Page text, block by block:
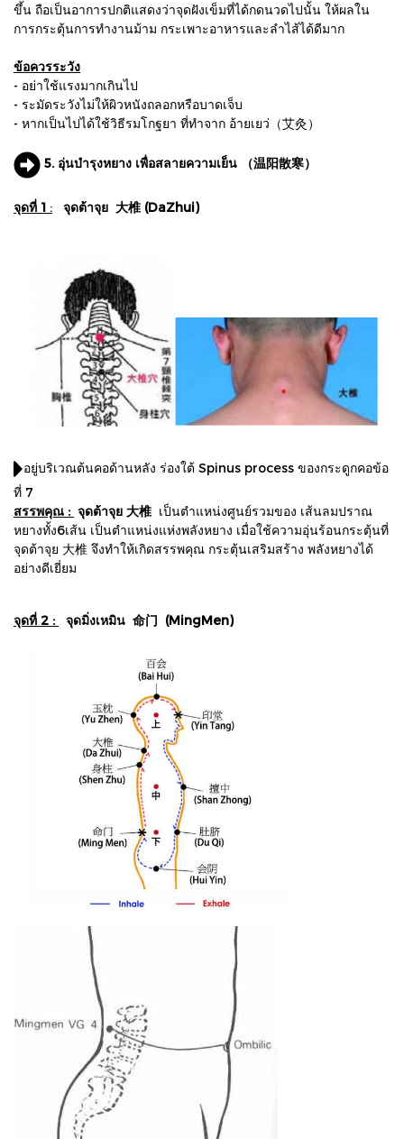
ขึ้น ถือเป็นอาการปกติแสดงว่าจุดฝังเข็มที่ได้กดนวดไปนั้น ให้ผลใน
การกระตุ้นการทำงานม้าม กระเพาะอาหารและลำไส้ได้ดีมาก
ข้อควรระวัง
- อย่าใช้แรงมากเกินไป
- ระมัดระวังไม่ให้ผิวหนังถลอกหรือบาดเจ็บ
- หากเป็นไปได้ใช้วิธีรมโกฐยา ที่ทําจาก อ้ายเยว่（艾灸）
5. อุ่นบำรุงหยาง เพื่อสลายความเย็น （温阳散寒）
จุดที่ 1 : จุดต้าจุย 大椎 (DaZhui)
อยู่บริเวณต้นคอด้านหลัง ร่องใต้ Spinus process ของกระดูกคอข้อ
ที่ 7
สรรพคุณ : จุดต้าจุย 大椎 เป็นตำแหน่งศูนย์รวมของ เส้นลมปราณ
หยางทั้ง6เส้น เป็นตำแหน่งแห่งพลังหยาง เมื่อใช้ความอุ่นร้อนกระตุ้นที่
จุดต้าจุย 大椎 จึงทำให้เกิดสรรพคุณ กระตุ้นเสริมสร้าง พลังหยางได้
อย่างดีเยี่ยม
จุดที่ 2 : จุดมิ่งเหมิน 命门 (MingMen)